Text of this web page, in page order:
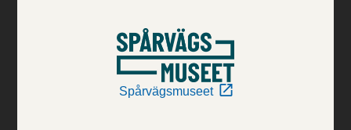
Spårvägsmuseet